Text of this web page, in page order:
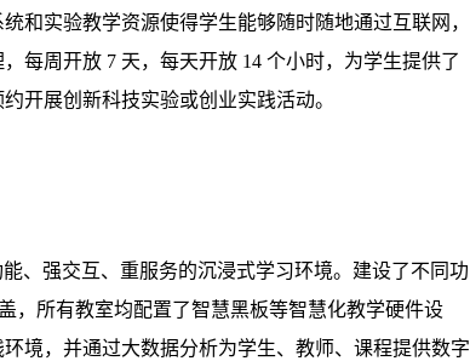
和实验教学资源使得学生能够随时随地通过互联网，
每周开放 7 天，每天开放 14 个小时，为学生提供了
开展创新科技实验或创业实践活动。
、强交互、重服务的沉浸式学习环境。建设了不同功
，所有教室均配置了智慧黑板等智慧化教学硬件设
境，并通过大数据分析为学生、教师、课程提供数字